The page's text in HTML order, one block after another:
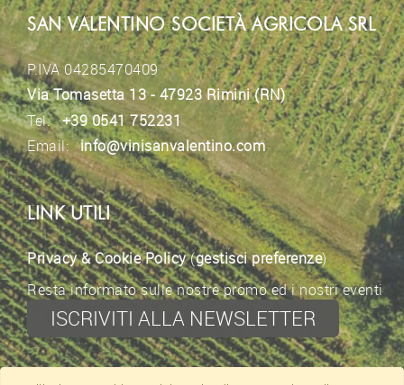
SAN VALENTINO SOCIETÀ AGRICOLA SRL
P.IVA 04285470409
Via Tomasetta 13 - 47923 Rimini (RN)
Tel. +39 0541 752231
Email: info@vinisanvalentino.com
LINK UTILI
Privacy & Cookie Policy(gestisci preferenze)
Resta informato sulle nostre promo ed i nostri eventi
ISCRIVITI ALLA NEWSLETTER